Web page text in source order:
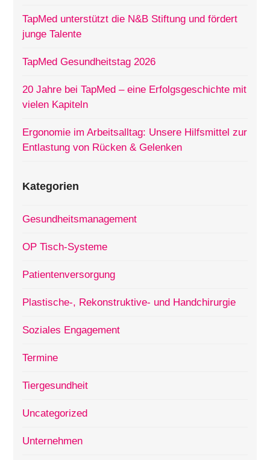
TapMed unterstützt die N&B Stiftung und fördert
junge Talente
TapMed Gesundheitstag 2026
20 Jahre bei TapMed – eine Erfolgsgeschichte mit
vielen Kapiteln
Ergonomie im Arbeitsalltag: Unsere Hilfsmittel zur
Entlastung von Rücken & Gelenken
Kategorien
Gesundheitsmanagement
OP Tisch-Systeme
Patientenversorgung
Plastische-, Rekonstruktive- und Handchirurgie
Soziales Engagement
Termine
Tiergesundheit
Uncategorized
Unternehmen